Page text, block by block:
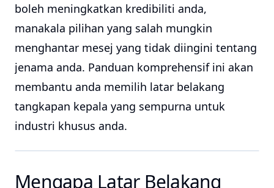
boleh meningkatkan kredibiliti anda,
manakala pilihan yang salah mungkin
menghantar mesej yang tidak diingini tentang
jenama anda. Panduan komprehensif ini akan
membantu anda memilih latar belakang
tangkapan kepala yang sempurna untuk
industri khusus anda.
Mengapa Latar Belakang